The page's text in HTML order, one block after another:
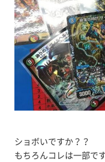
ショボいですか？？
もちろんコレは一部で